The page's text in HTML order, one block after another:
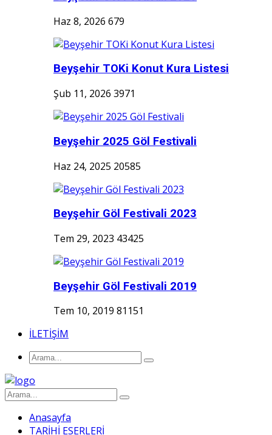
Haz 8, 2026 679
Beyşehir TOKi Konut Kura Listesi
Şub 11, 2026 3971
Beyşehir 2025 Göl Festivali
Haz 24, 2025 20585
Beyşehir Göl Festivali 2023
Tem 29, 2023 43425
Beyşehir Göl Festivali 2019
Tem 10, 2019 81151
İLETİŞİM
Anasayfa
TARİHİ ESERLERİ